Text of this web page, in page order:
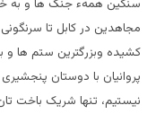
مجاهدین در کابل تا
کشیده وبزرگترین ستم ها و
پروانیان با دوستان
نیستیم، تنها شریک باخت